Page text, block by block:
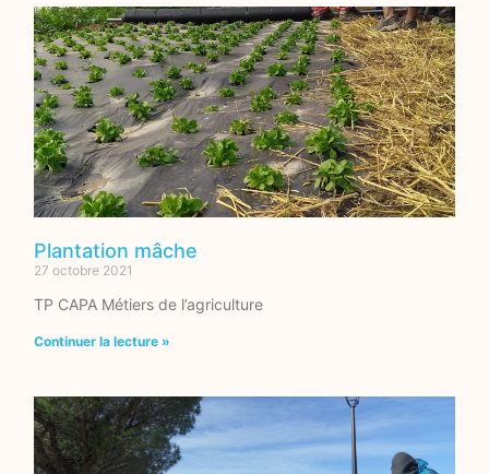
Plantation mâche
27 octobre 2021
TP CAPA Métiers de l’agriculture
Continuer la lecture »